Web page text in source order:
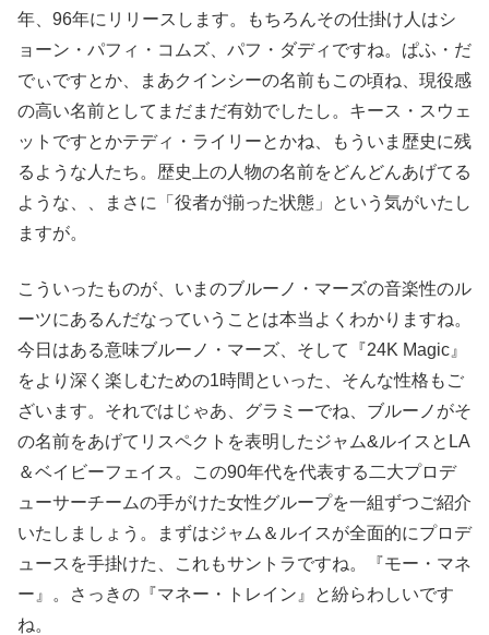
年、96年にリリースします。もちろんその仕掛け人はシ
ョーン・パフィ・コムズ、パフ・ダディですね。ぱふ・だ
でぃですとか、まあクインシーの名前もこの頃ね、現役感
の高い名前としてまだまだ有効でしたし。キース・スウェ
ットですとかテディ・ライリーとかね、もういま歴史に残
るような人たち。歴史上の人物の名前をどんどんあげてる
ような、、まさに「役者が揃った状態」という気がいたし
ますが。
こういったものが、いまのブルーノ・マーズの音楽性のル
ーツにあるんだなっていうことは本当よくわかりますね。
今日はある意味ブルーノ・マーズ、そして『24K Magic』
をより深く楽しむための1時間といった、そんな性格もご
ざいます。それではじゃあ、グラミーでね、ブルーノがそ
の名前をあげてリスペクトを表明したジャム&ルイスとLA
＆ベイビーフェイス。この90年代を代表する二大プロデ
ューサーチームの手がけた女性グループを一組ずつご紹介
いたしましょう。まずはジャム＆ルイスが全面的にプロデ
ュースを手掛けた、これもサントラですね。『モー・マネ
ー』。さっきの『マネー・トレイン』と紛らわしいです
ね。